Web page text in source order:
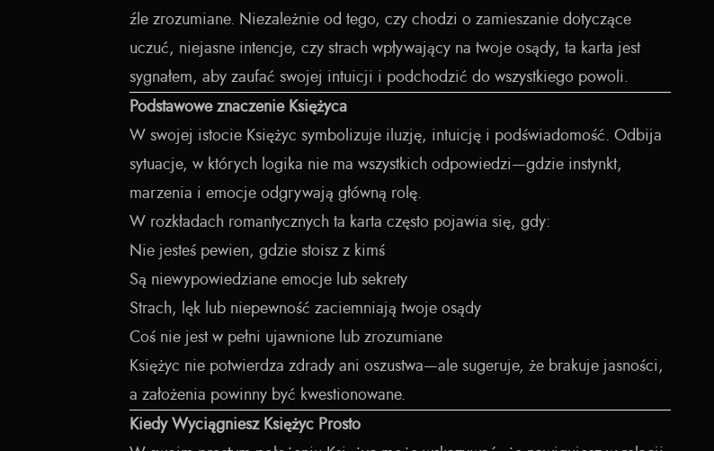
źle zrozumiane. Niezależnie od tego, czy chodzi o zamieszanie dotyczące
uczuć, niejasne intencje, czy strach wpływający na twoje osądy, ta karta jest
sygnałem, aby zaufać swojej intuicji i podchodzić do wszystkiego powoli.
Podstawowe znaczenie Księżyca
W swojej istocie Księżyc symbolizuje iluzję, intuicję i podświadomość. Odbija
sytuacje, w których logika nie ma wszystkich odpowiedzi—gdzie instynkt,
marzenia i emocje odgrywają główną rolę.
W rozkładach romantycznych ta karta często pojawia się, gdy:
Nie jesteś pewien, gdzie stoisz z kimś
Są niewypowiedziane emocje lub sekrety
Strach, lęk lub niepewność zaciemniają twoje osądy
Coś nie jest w pełni ujawnione lub zrozumiane
Księżyc nie potwierdza zdrady ani oszustwa—ale sugeruje, że brakuje jasności,
a założenia powinny być kwestionowane.
Kiedy Wyciągniesz Księżyc Prosto